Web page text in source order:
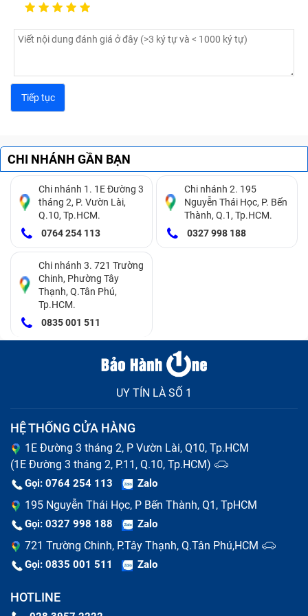
Nếu bạn đang gặp tình trạng không đưa đĩa vào trong
máy laptop của mình được là do win đang cài đặt trong
thích, bạn nên cập nhật driver mới cho laptop hoặc bạn
cũng có thể fix lỗi win lại.
Options, và chọn dòng Disable driver signature
enforcement là xong ngay. Nếu không được bạn chỉ còn
cách khắc phục bằng việc mang laptop đến tiệm sửa lỗi
hay thay thế ổ đĩa DVD mới.
Cách khắc phục ổ đĩa DVD laptop Ổ Dvd Imac Retina 5K
27 Inch 2014 (đã tính công) bị lỗi
Lỗi mắt đọc
Tình trạng này xuất hiện do ổ đĩa lâu ngày không được
vệ sinh sạch sẽ, lớp bụi đóng đã che đi mắt đọc, khiến
Gặp phải vấn đề này bạn cần làm là vệ sinh sạch sẽ.
CHI NHÁNH GẦN BẠN
Chi nhánh 1. 1E Đường 3
tháng 2, P. Vườn Lài,
Q.10, Tp.HCM.
0764 254 113
Chi nhánh 2. 195
Nguyễn Thái Học, P. Bến
Thành, Q.1, Tp.HCM.
0327 998 188
Chi nhánh 3. 721 Trường
Chinh, Phường Tây
Thạnh, Q.Tân Phú,
Tp.HCM.
0835 001 511
UY TÍN LÀ SỐ 1
HỆ THỐNG CỬA HÀNG
1E Đường 3 tháng 2, P Vườn Lài, Q10, Tp.HCM
(1E Đường 3 tháng 2, P.11, Q.10, Tp.HCM)
Gọi: 0764 254 113 Zalo
195 Nguyễn Thái Học, P Bến Thành, Q1, TpHCM
Gọi: 0327 998 188 Zalo
721 Trường Chinh, P.Tây Thạnh, Q.Tân Phú,HCM
Gọi: 0835 001 511 Zalo
HOTLINE